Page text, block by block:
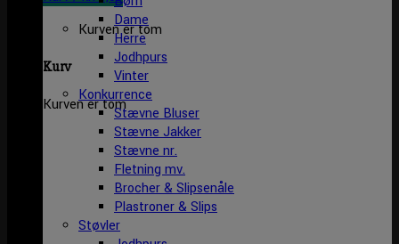
Kurven er tom
Kurv
Kurven er tom
Dame
Herre
Jodhpurs
Vinter
Konkurrence
Stævne Bluser
Stævne Jakker
Stævne nr.
Fletning mv.
Brocher & Slipsenåle
Plastroner & Slips
Støvler